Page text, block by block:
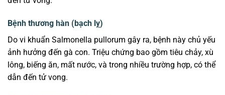
Bệnh thương hàn (bạch lỵ)
Do vi khuẩn Salmonella pullorum gây ra, bệnh này chủ yếu
ảnh hưởng đến gà con. Triệu chứng bao gồm tiêu chảy, xù
lông, biếng ăn, mất nước, và trong nhiều trường hợp, có thể
dẫn đến tử vong.